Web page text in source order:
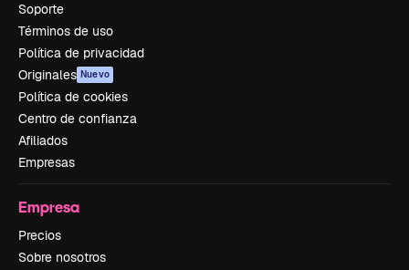
Soporte
Términos de uso
Política de privacidad
Originales Nuevo
Política de cookies
Centro de confianza
Afiliados
Empresas
Empresa
Precios
Sobre nosotros